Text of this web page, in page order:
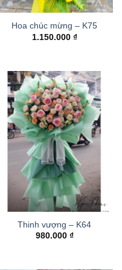
Hoa chúc mừng – K75
1.150.000 ₫
Thinh vượng – K64
980.000 ₫